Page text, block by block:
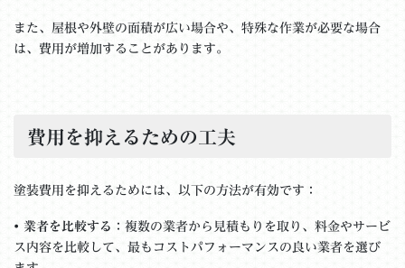
また、屋根や外壁の面積が広い場合や、特殊な作業が必要な場合
は、費用が増加することがあります。
費用を抑えるための工夫
塗装費用を抑えるためには、以下の方法が有効です：
• 業者を比較する ：複数の業者から見積もりを取り、料金やサービ
ス内容を比較して、最もコストパフォーマンスの良い業者を選び